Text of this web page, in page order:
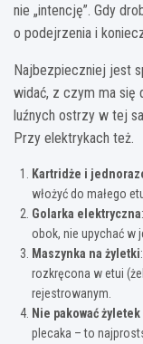
nie „intencję”. Gdy
o podejrzenia i
Najbezpieczniej jest
widać, z czym ma się
luźnych ostrzy w tej
Przy elektrykach też.
Kartridże i
włożyć do małego
Golarka elektryczna
obok, nie upychać w
Maszynka na żyletki
rozkręcona w etui
rejestrowanym.
Nie pakować żyletek
plecaka – to